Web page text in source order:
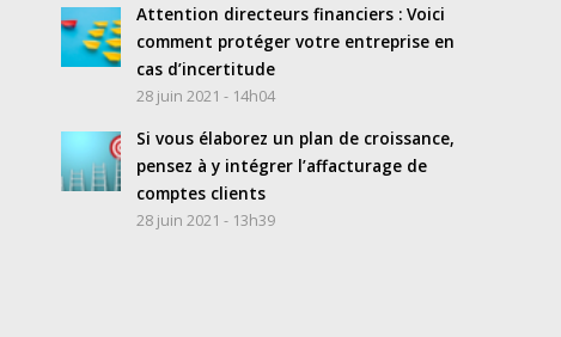
Attention directeurs financiers : Voici
comment protéger votre entreprise en
cas d’incertitude
28 juin 2021 - 14h04
Si vous élaborez un plan de croissance,
pensez à y intégrer l’affacturage de
comptes clients
28 juin 2021 - 13h39